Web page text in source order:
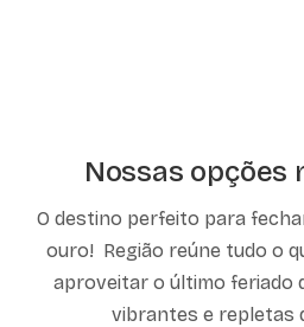
Nossas opções
O destino perfeito para
ouro! Região reúne tudo o
aproveitar o último feriado
vibrantes e repletas